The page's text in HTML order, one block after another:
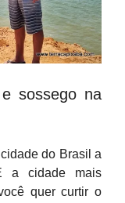
sossego na
do Brasil a
a cidade mais
quer curtir o